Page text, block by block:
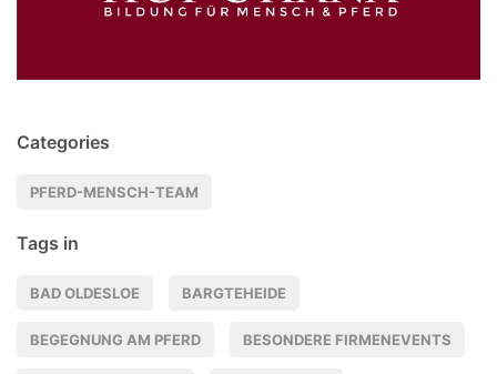
Categories
PFERD-MENSCH-TEAM
Tags in
BAD OLDESLOE BARGTEHEIDE
BEGEGNUNG AM PFERD BESONDERE FIRMENEVENTS